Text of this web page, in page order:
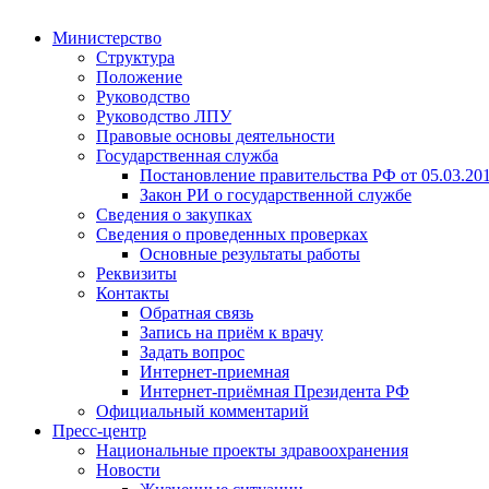
Министерство
Структура
Положение
Руководство
Руководство ЛПУ
Правовые основы деятельности
Государственная служба
Постановление правительства РФ от
Закон РИ о государственной службе
Сведения о закупках
Сведения о проведенных проверках
Основные результаты работы
Реквизиты
Контакты
Обратная связь
Запись на приём к врачу
Задать вопрос
Интернет-приемная
Интернет-приёмная Президента РФ
Официальный комментарий
Пресс-центр
Национальные проекты здравоохранения
Новости